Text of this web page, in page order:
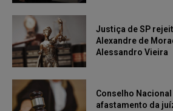
Justiça de SP
Alexandre de
Alessandro Vieira
Conselho
afastamento da